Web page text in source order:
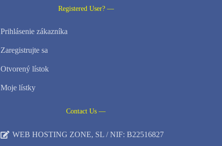
Registered User? —
Prihlásenie zákazníka
Zaregistrujte sa
Otvorený lístok
Moje lístky
Contact Us —
WEB HOSTING ZONE, SL / NIF: B22516827